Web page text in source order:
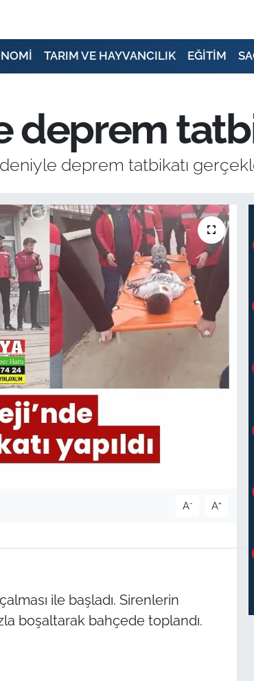
TARIM VE HAYVANCILIK EĞİTİM
deprem
deprem tatbikatı
A- A+
ile başladı. Sirenlerin
boşaltarak bahçede toplandı.